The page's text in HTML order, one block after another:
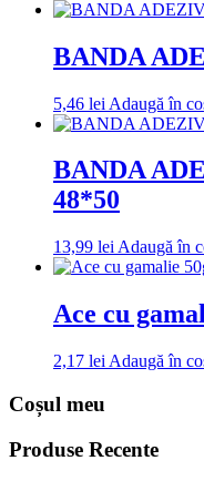
BANDA
5,46 lei Adaugă în
BANDA
48*50
13,99 lei Adaugă în
Ace cu
2,17 lei Adaugă în
Coșul meu
Produse Recente